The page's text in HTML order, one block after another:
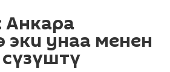
Анкара
эки унаа менен